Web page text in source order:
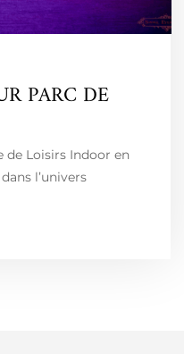
PARC DE
de Loisirs Indoor en
l’univers